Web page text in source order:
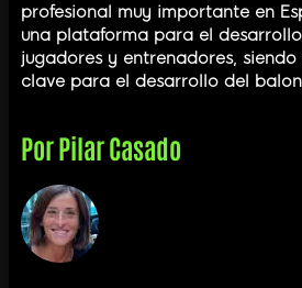
profesional muy importante en
una plataforma para el
jugadores y entrenadores,
clave para el desarrollo del
PorPilar Casado